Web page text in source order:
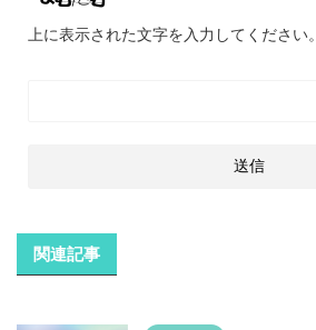
上に表示された文字を入力してください。
関連記事